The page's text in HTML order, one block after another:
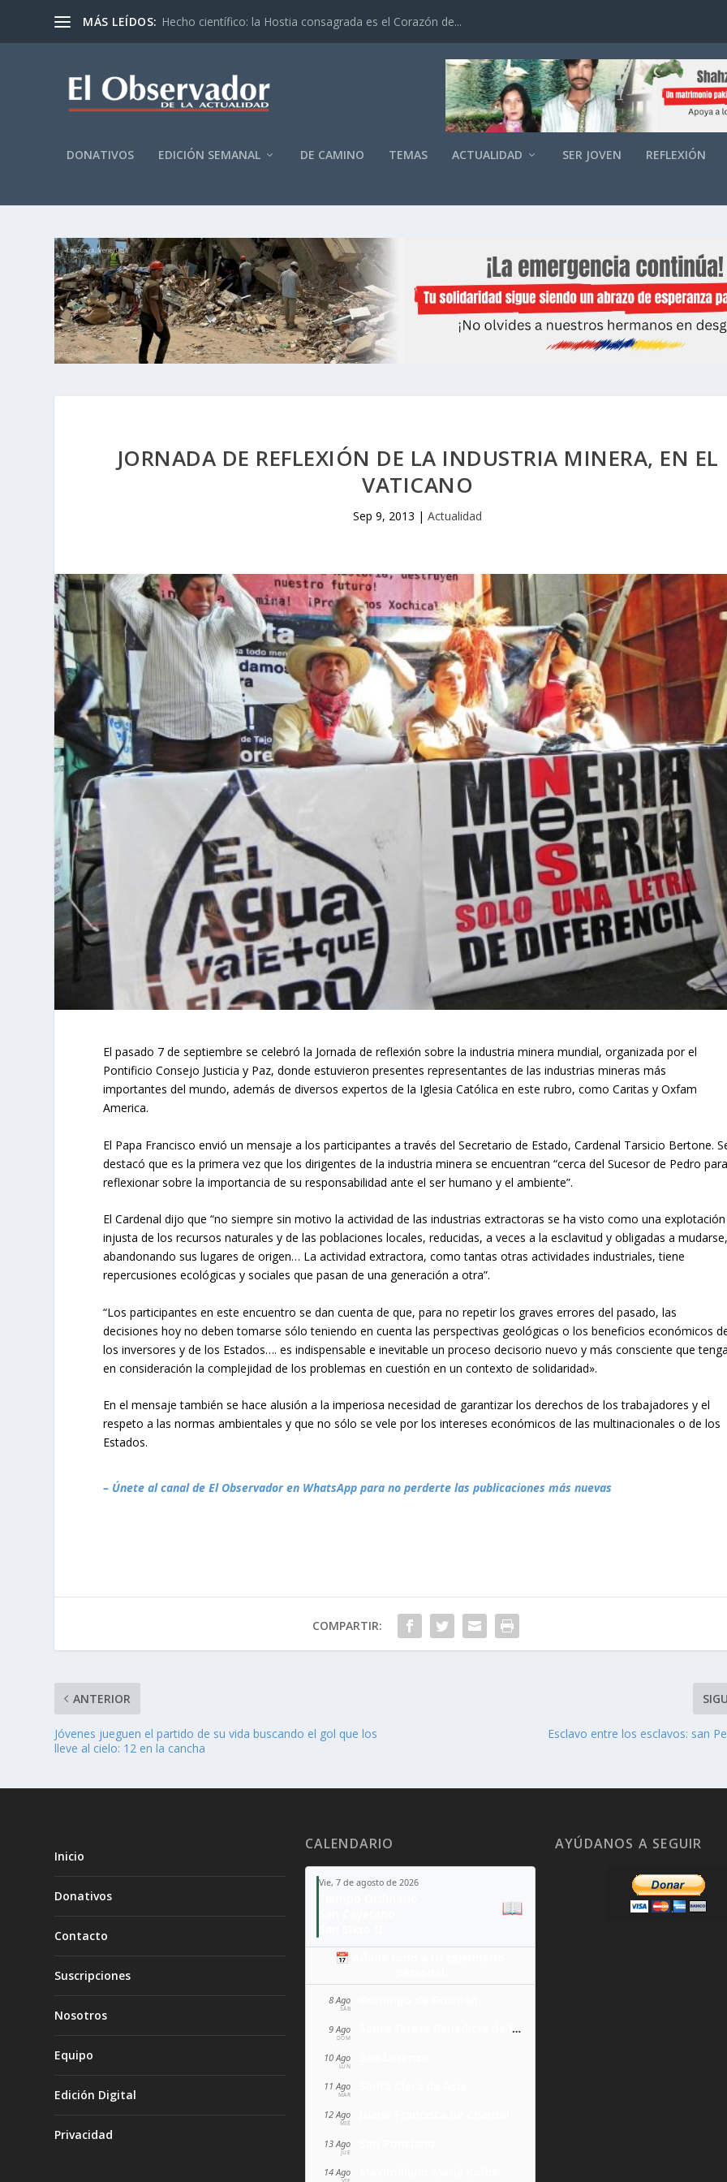
MÁS LEÍDOS: Hecho científico: la Hostia consagrada es el Corazón de...
DONATIVOS EDICIÓN SEMANAL DE CAMINO TEMAS ACTUALIDAD SER JOVEN REFLEXIÓN
JORNADA DE REFLEXIÓN DE LA INDUSTRIA MINERA, EN EL
VATICANO
Sep 9, 2013 |Actualidad
El pasado 7 de septiembre se celebró la Jornada de reflexión sobre la industria minera mundial, organizada por el
Pontificio Consejo Justicia y Paz, donde estuvieron presentes representantes de las industrias mineras más
importantes del mundo, además de diversos expertos de la Iglesia Católica en este rubro, como Caritas y Oxfam
America.
El Papa Francisco envió un mensaje a los participantes a través del Secretario de Estado, Cardenal Tarsicio Bertone.
destacó que es la primera vez que los dirigentes de la industria minera se encuentran “cerca del Sucesor de Pedro para
reflexionar sobre la importancia de su responsabilidad ante el ser humano y el ambiente”.
El Cardenal dijo que “no siempre sin motivo la actividad de las industrias extractoras se ha visto como una explotación
injusta de los recursos naturales y de las poblaciones locales, reducidas, a veces a la esclavitud y obligadas a mudarse,
abandonando sus lugares de origen… La actividad extractora, como tantas otras actividades industriales, tiene
repercusiones ecológicas y sociales que pasan de una generación a otra”.
“Los participantes en este encuentro se dan cuenta de que, para no repetir los graves errores del pasado, las
decisiones hoy no deben tomarse sólo teniendo en cuenta las perspectivas geológicas o los beneficios económicos
los inversores y de los Estados…. es indispensable e inevitable un proceso decisorio nuevo y más consciente que tenga
en consideración la complejidad de los problemas en cuestión en un contexto de solidaridad».
En el mensaje también se hace alusión a la imperiosa necesidad de garantizar los derechos de los trabajadores y el
respeto a las normas ambientales y que no sólo se vele por los intereses económicos de las multinacionales o de los
Estados.
– Únete al canal de El Observador en WhatsApp para no perderte las publicaciones más nuevas
COMPARTIR:
ANTERIOR
Jóvenes jueguen el partido de su vida buscando el gol que los
lleve al cielo: 12 en la cancha
Esclavo entre los esclavos: san
Inicio
Donativos
Contacto
Suscripciones
Nosotros
Equipo
Edición Digital
Privacidad
CALENDARIO
Vie, 7 de agosto de 2026
📖
📅 Añade todo a tu calendario
8 Ago
SÁB
9 Ago
DOM
Santa Teresa Benedicta de la Cruz
10 Ago
LUN
11 Ago
MAR
12 Ago
MIÉ
13 Ago
JUE
14 Ago
AYÚDANOS A SEGUIR